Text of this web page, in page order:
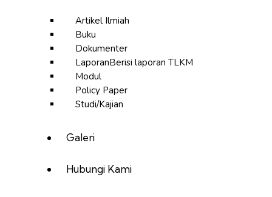
Artikel Ilmiah
Buku
Dokumenter
LaporanBerisi laporan TLKM
Modul
Policy Paper
Studi/Kajian
Galeri
Hubungi Kami